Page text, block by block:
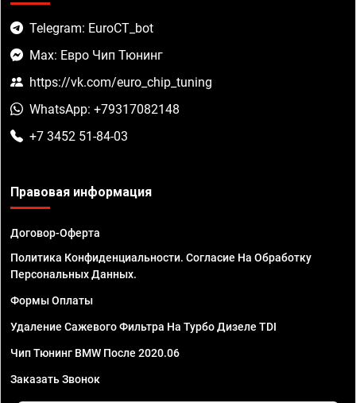
Telegram: EuroCT_bot
Max: Евро Чип Тюнинг
https://vk.com/euro_chip_tuning
WhatsApp: +79317082148
+7 3452 51-84-03
Правовая информация
Договор-Оферта
Политика Конфиденциальности. Согласие На Обработку
Персональных Данных.
Формы Оплаты
Удаление Сажевого Фильтра На Турбо Дизеле TDI
Чип Тюнинг BMW После 2020.06
Заказать Звонок